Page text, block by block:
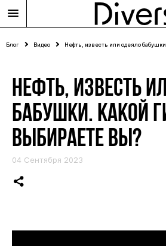
Блог Видео Нефть, известь или одеяло
НЕФТЬ, ИЗВЕСТЬ
БАБУШКИ. КАКОЙ
ВЫБИРАЕТЕ ВЫ?
04 Сентября 2023